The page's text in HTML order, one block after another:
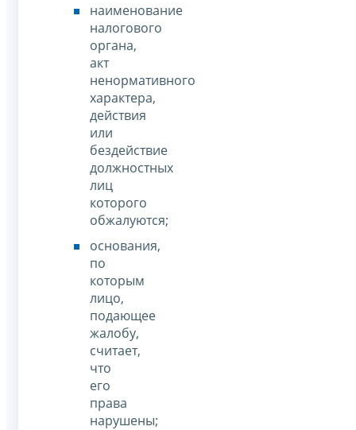
наименование
налогового
органа,
акт
ненормативного
характера,
действия
или
бездействие
должностных
лиц
которого
обжалуются;
основания,
по
которым
лицо,
подающее
жалобу,
считает,
что
его
права
нарушены;